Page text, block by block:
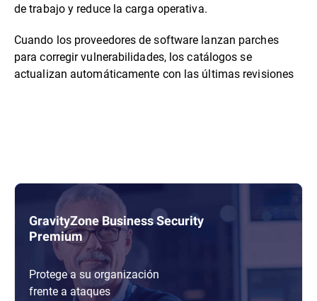
de trabajo y reduce la carga operativa.
Cuando los proveedores de software lanzan parches
para corregir vulnerabilidades, los catálogos se
actualizan automáticamente con las últimas revisiones
GravityZone Business Security
Premium
Protege a su organización
frente a ataques